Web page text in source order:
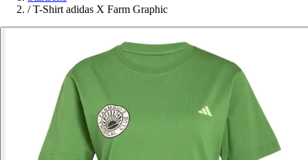
/ T-Shirt adidas X Farm Graphic